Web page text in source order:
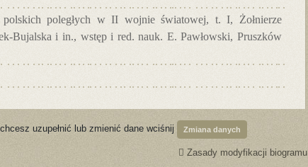
polskich poległych w II wojnie światowej, t. I, Żołnierze
Bujalska i in., wstęp i red. nauk. E. Pawłowski, Pruszków
uzupełnić lub zmienić dane wciśnij Zmiana danych
Zasady modyfikacji biogramu